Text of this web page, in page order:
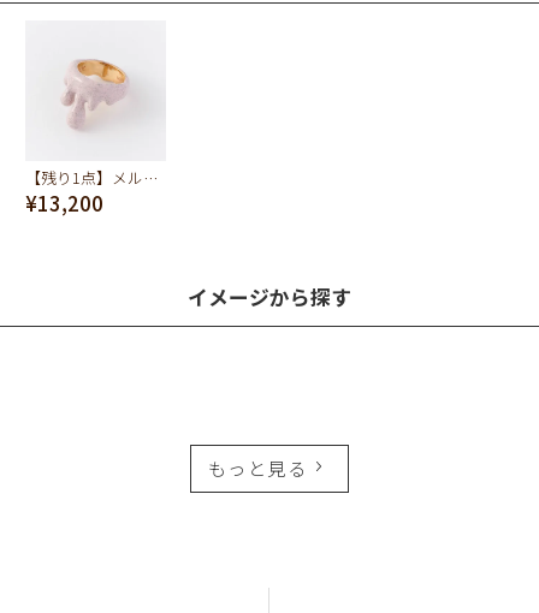
【残り1点】メルトリング（ストロベリーチョコレート）
¥13,200
イメージから探す
もっと見る